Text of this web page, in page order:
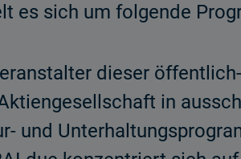
es sich um folgende
dieser
in
und